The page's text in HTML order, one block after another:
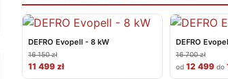
DEFRO Evopell - 8 kW
16 150 zł
11 499 zł
DEFRO
16 700 zł
od 12 499 do